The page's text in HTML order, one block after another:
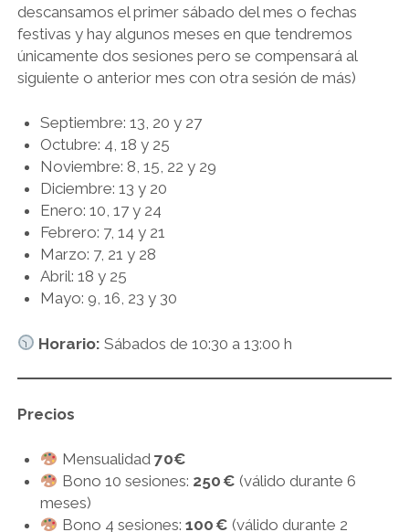
descansamos el primer sábado del mes o fechas
festivas y hay algunos meses en que tendremos
únicamente dos sesiones pero se compensará al
siguiente o anterior mes con otra sesión de más)
Septiembre: 13, 20 y 27
Octubre: 4, 18 y 25
Noviembre: 8, 15, 22 y 29
Diciembre: 13 y 20
Enero: 10, 17 y 24
Febrero: 7, 14 y 21
Marzo: 7, 21 y 28
Abril: 18 y 25
Mayo: 9, 16, 23 y 30
Horario: Sábados de 10:30 a 13:00 h
Precios
Mensualidad 70€
Bono 10 sesiones: 250 € (válido durante 6
meses)
Bono 4 sesiones: 100 € (válido durante 2